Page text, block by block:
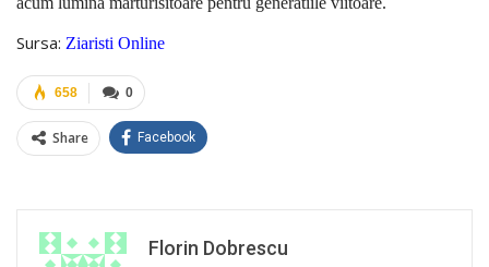
Sursa: Ziaristi Online
0
658
Share Facebook
Florin Dobrescu